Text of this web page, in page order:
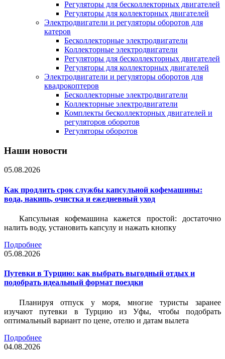
Регуляторы для бесколлекторных двигателей
Регуляторы для коллекторных двигателей
Электродвигатели и регуляторы оборотов для
катеров
Бесколлекторные электродвигатели
Коллекторные электродвигатели
Регуляторы для бесколлекторных двигателей
Регуляторы для коллекторных двигателей
Электродвигатели и регуляторы оборотов для
квадрокоптеров
Бесколлекторные электродвигатели
Коллекторные электродвигатели
Комплекты бесколлекторных двигателей и
регуляторов оборотов
Регуляторы оборотов
Наши новости
05.08.2026
Как продлить срок службы капсульной кофемашины:
вода, накипь, очистка и ежедневный уход
Капсульная кофемашина кажется простой: достаточно
налить воду, установить капсулу и нажать кнопку
Подробнее
05.08.2026
Путевки в Турцию: как выбрать выгодный отдых и
подобрать идеальный формат поездки
Планируя отпуск у моря, многие туристы заранее
изучают путевки в Турцию из Уфы, чтобы подобрать
оптимальный вариант по цене, отелю и датам вылета
Подробнее
04.08.2026